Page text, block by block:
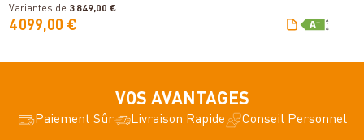
Variantes de 3 849,00 €
4 099,00 €
VOS AVANTAGES
Paiement Sûr Livraison Rapide Conseil Personnel